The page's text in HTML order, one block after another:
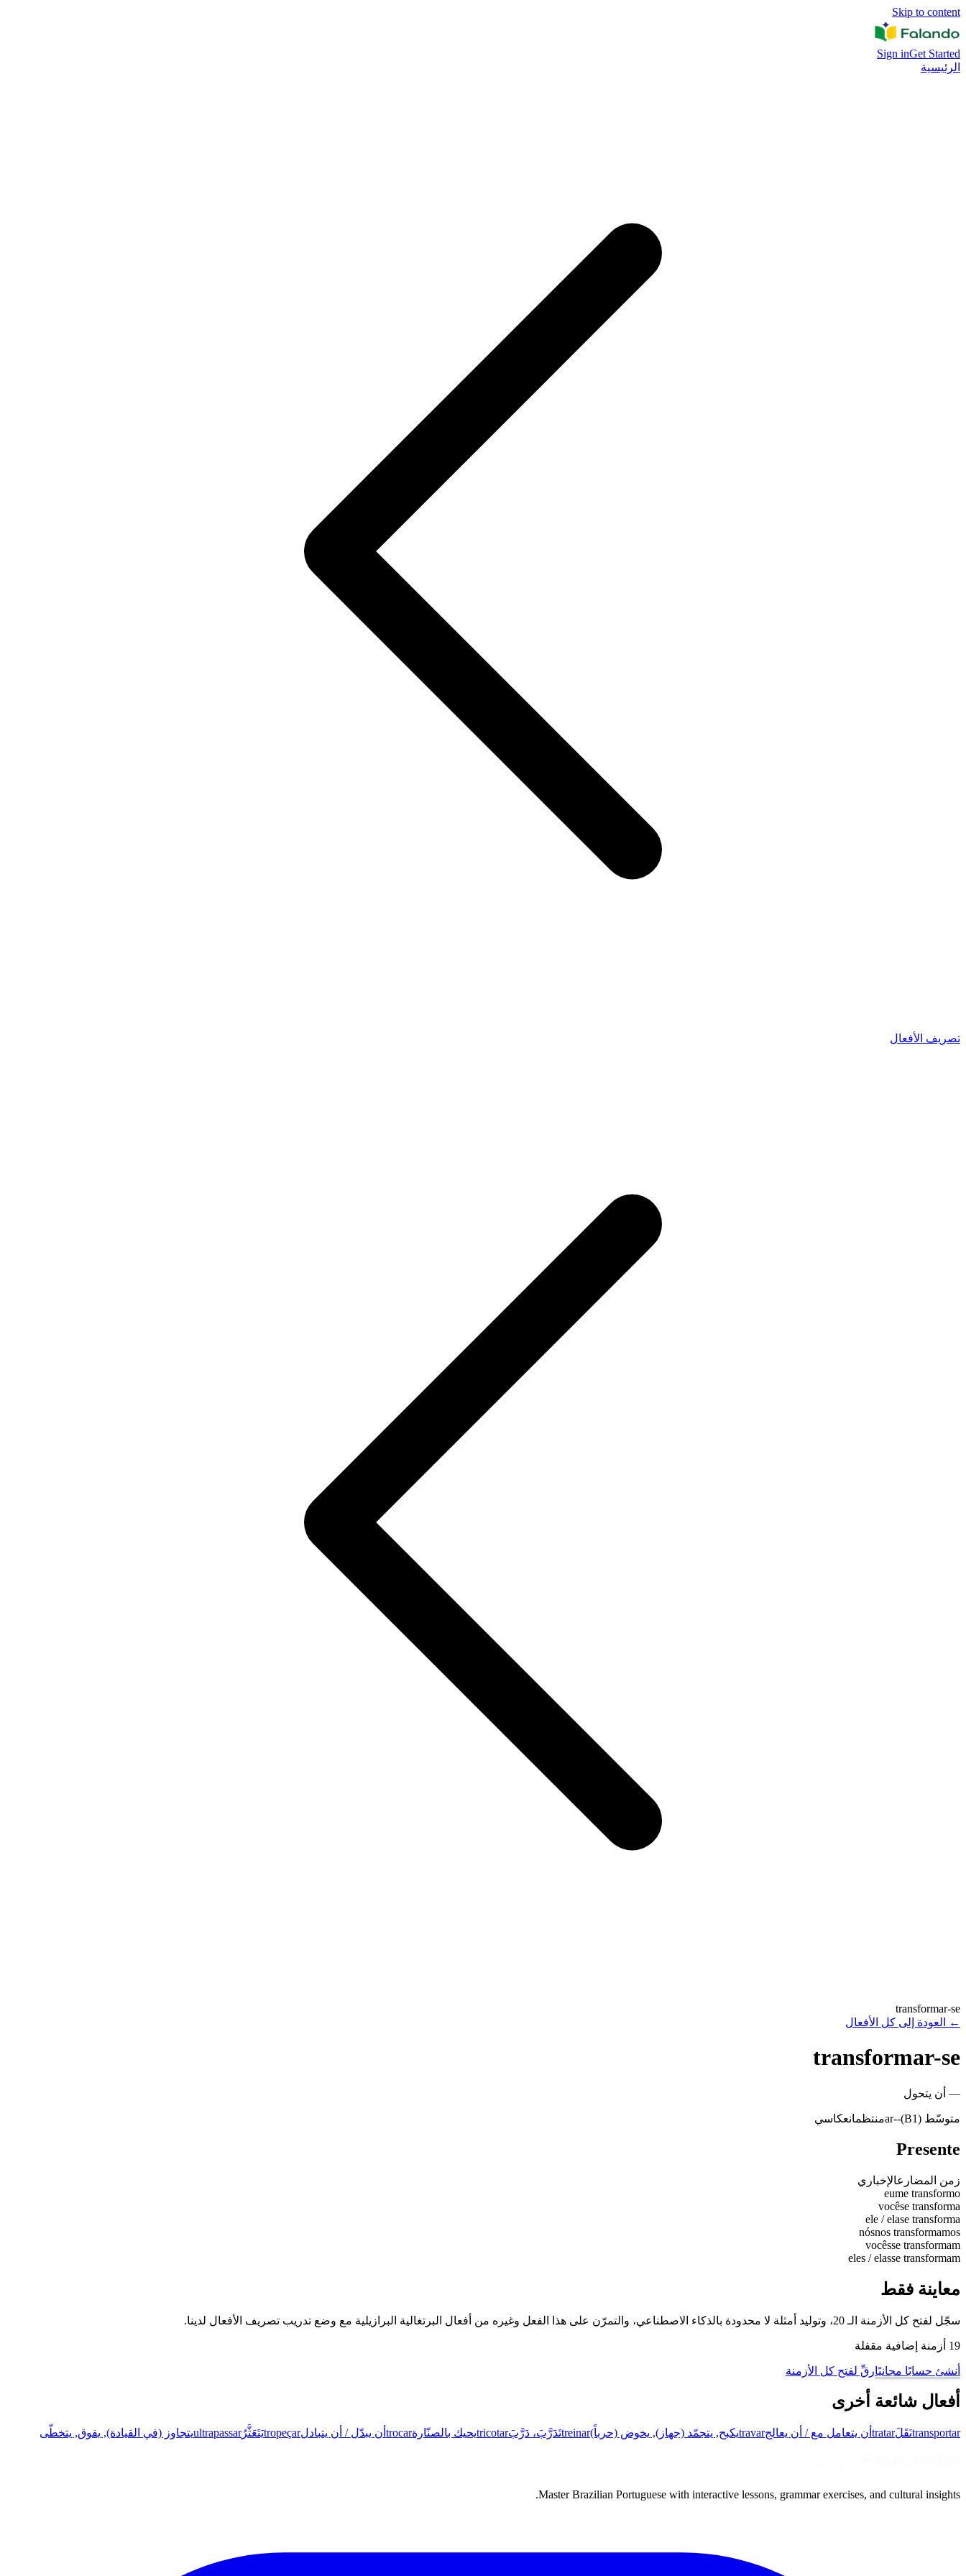
Skip to content
Sign inGet Started
الرئيسية
تصريف الأفعال
transformar-se
←
العودة إلى كل الأفعال
transformar-se
— أن يتحول
متوسّط (B1) -
-ar منتظمانعكاسي
Presente
زمن المضارعالإخباري
eume transformo
vocêse transforma
ele / elase transforma
nósnos transformamos
vocêsse transformam
eles / elasse transformam
معاينة فقط
سجّل لفتح كل الأزمنة الـ 20، وتوليد أمثلة لا محدودة بالذكاء الاصطناعي، والتمرّن على هذا الفعل وغيره من أفعال البرتغالية البرازيلية مع وضع تدريب تصريف الأفعال لدينا.
19 أزمنة إضافية مقفلة
أنشئ حسابًا مجانيًارقِّ لفتح كل الأزمنة
أفعال شائعة أخرى
transportarنَقَلَtratar أن يتعامل مع / أن يعالجtravarيكبح, يتجمّد (جهاز), يخوض (حرباً)treinarتَدَرَّبَ، دَرَّبَtricotarيحيك بالصنّارةtrocar أن يبدّل / أن يتبادلtropeçarيَتَعَثَّرُultrapassarيتجاوز (في القيادة), يفوق, يتخطّى
Master Brazilian Portuguese with interactive lessons, grammar exercises, and cultural insights.